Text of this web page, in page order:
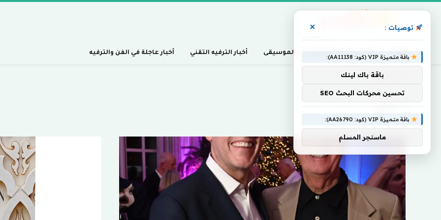
أخبار السينما، التلفزيون، والموسيقى أخبار الترفيه التقني أخبار عاجلة في الفن والترفيه
هنري
هنري
توصيات : ×
باقة متميزة VIP (كود: AA11138):
باقة باك لينك
تحسين محركات البحث SEO
باقة متميزة VIP (كود: AA26790):
ماسنجر المسلم